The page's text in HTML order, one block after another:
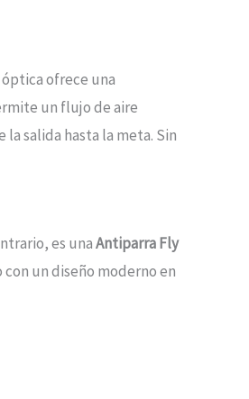
ofrece una
un flujo de aire
salida hasta la meta. Sin
es unaAntiparra Fly
un diseño moderno en